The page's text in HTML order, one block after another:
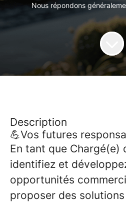
Nous répondons
Description
💪Vos futures
En tant que Chargé(e)
identifiez et
opportunités
proposer des